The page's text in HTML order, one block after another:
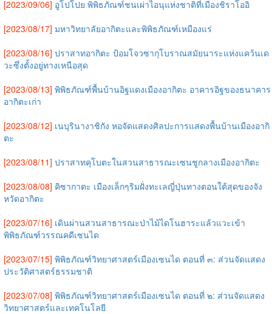
[2023/09/06] อูโปโปย พิพิธภัณฑ์ชนเผ่าไอนุแห่งชาติที่เมืองชิราโออิ
[2023/08/17] มหาวิทยาลัยอากิตะและพิพิธภัณฑ์เหมืองแร่
[2023/08/16] ปราสาทอากิตะ ป้อมโจวซากุโบราณสมัยนาระแห่งแคว้นเด
วะซึ่งตั้งอยู่ทางเหนือสุด
[2023/08/13] พิพิธภัณฑ์พื้นบ้านอิฐแดงเมืองอากิตะ อาคารอิฐของธนาคาร
อากิตะเก่า
[2023/08/12] เนบุรินางาชิกัง หอจัดแสดงศิลปะการแสดงพื้นบ้านเมืองอากิ
ตะ
[2023/08/11] ปราสาทคุโบตะในสวนสาธารณะเซนชูกลางเมืองอากิตะ
[2023/08/08] คิซากาตะ เมืองเล็กๆริมฝั่งทะเลญี่ปุ่นทางตอนใต้สุดของจัง
หวัดอากิตะ
[2023/07/16] เดินผ่านสวนสาธารณะป่าไม้ไดโนฮาระแล้วแวะเข้า
พิพิธภัณฑ์วรรณคดีเซนได
[2023/07/15] พิพิธภัณฑ์วิทยาศาสตร์เมืองเซนได ตอนที่ ๓: ส่วนจัดแสดง
ประวัติศาสตร์ธรรมชาติ
[2023/07/08] พิพิธภัณฑ์วิทยาศาสตร์เมืองเซนได ตอนที่ ๒: ส่วนจัดแสดง
วิทยาศาสตร์และเทคโนโลยี